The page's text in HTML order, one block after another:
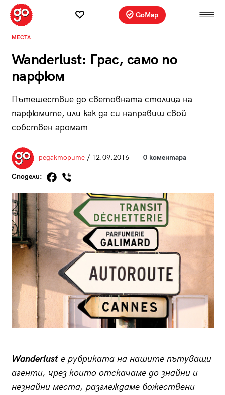
GoMap
МЕСТА
Wanderlust: Грас, само по
парфюм
Пътешествие до световната столица на
парфюмите, или как да си направиш свой
собствен аромат
редакторите/ 12.09.2016 0 коментара
Сподели:
Wanderlustе рубриката на нашите пътуващи
агенти, чрез които отскачаме до знайни и
незнайни места, разглеждаме божествени